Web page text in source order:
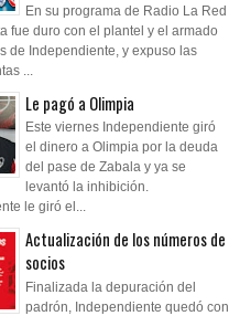
En su programa de Radio La Red
fue duro con el plantel y el armado
de Independiente, y expuso las
...
Le pagó a Olimpia
Este viernes Independiente giró
el dinero a Olimpia por la deuda
del pase de Zabala y ya se
levantó la inhibición.
le giró el...
Actualización de los números de
socios
Finalizada la depuración del
padrón, Independiente quedó con